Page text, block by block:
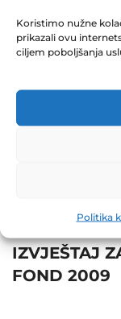
Koristimo nužne
prikazali ovu
ciljem poboljšanja
Politika
December 31,
0 Comments
Share
IZVJEŠTAJ
FOND 2009